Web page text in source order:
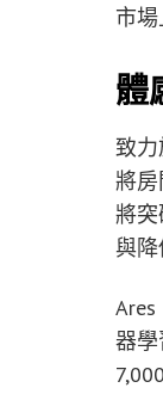
市
體
致
將
將突
與降
器